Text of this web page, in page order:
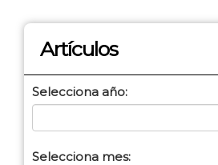
Artículos
Selecciona año:
Selecciona mes: